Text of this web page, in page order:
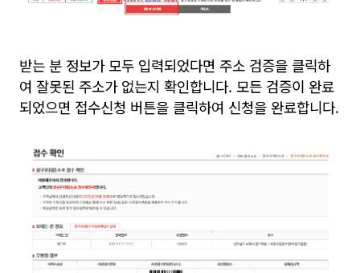
받는 분 정보가 모두 입력되었다면 주소 검증을 클릭하
여 잘못된 주소가 없는지 확인합니다. 모든 검증이 완료
되었으면 접수신청 버튼을 클릭하여 신청을 완료합니다.